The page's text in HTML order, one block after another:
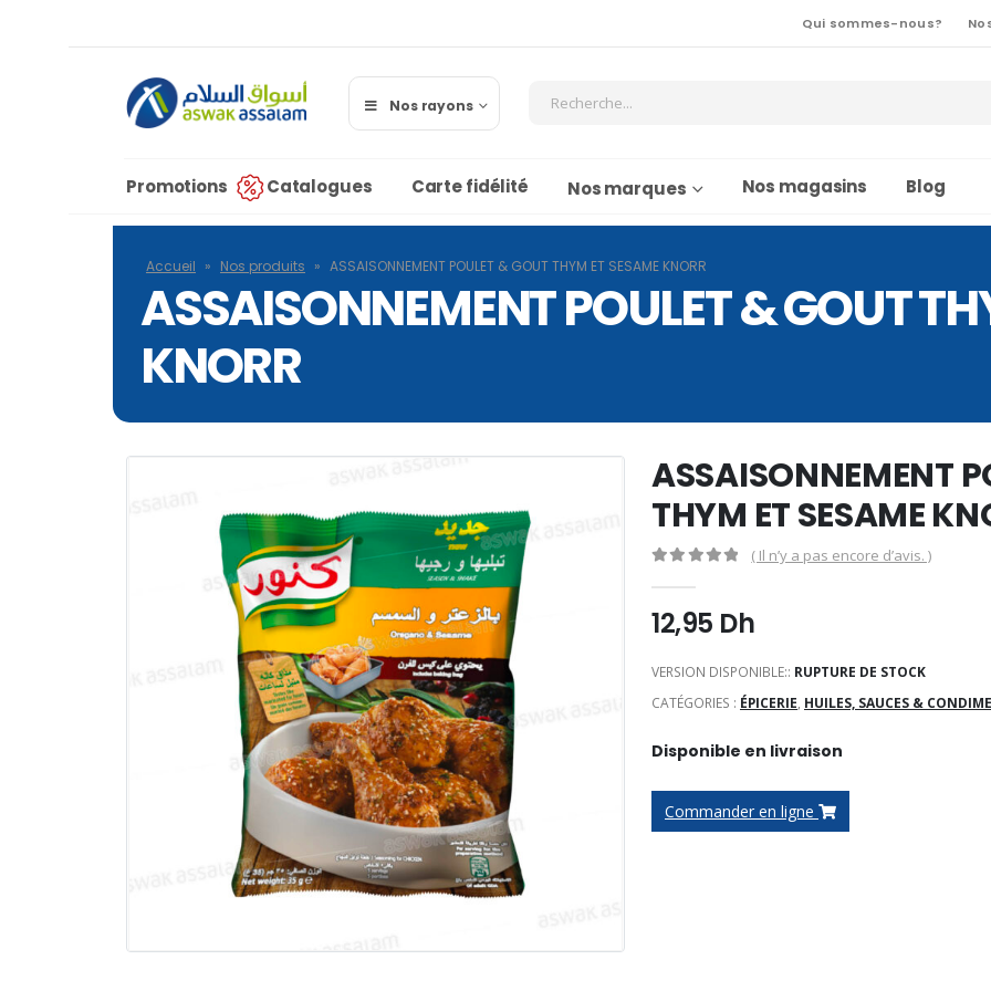
Qui sommes-nous?
Nos rayons
Promotions Catalogues Carte fidélité Nos marques Nos magasins Blog
Accueil » Nos produits » ASSAISONNEMENT POULET & GOUT THYM ET SESAME KNORR
ASSAISONNEMENT POULET & GOUT
KNORR
ASSAISONNEMENT
THYM ET SESAME
( Il n’y a pas encore d’avis. )
12,95 Dh
VERSION DISPONIBLE:: RUPTURE DE STOCK
CATÉGORIES : ÉPICERIE, HUILES, SAUCES &
Disponible en livraison
Commander en ligne